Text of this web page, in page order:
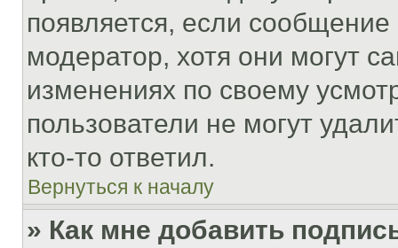
появляется, если
модератор, хотя они могут
изменениях по своему
пользователи не могут
кто-то ответил.
Вернуться к началу
» Как мне добавить